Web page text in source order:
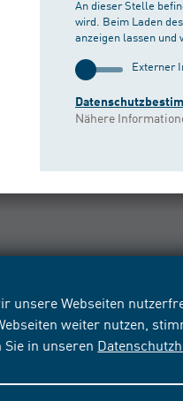
unsere Webseiten
weiter nutzen,
in unseren
An dieser Stelle
wird. Beim Laden
anzeigen lassen und
Externer
Nähere